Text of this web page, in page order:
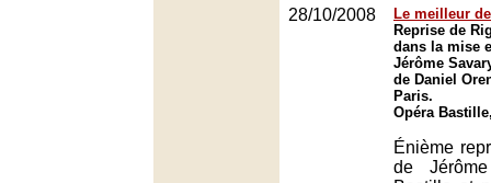
28/10/2008
Le meilleur
Reprise de
dans la mise
Jérôme
de Daniel
Paris.
Opéra
Énième
de